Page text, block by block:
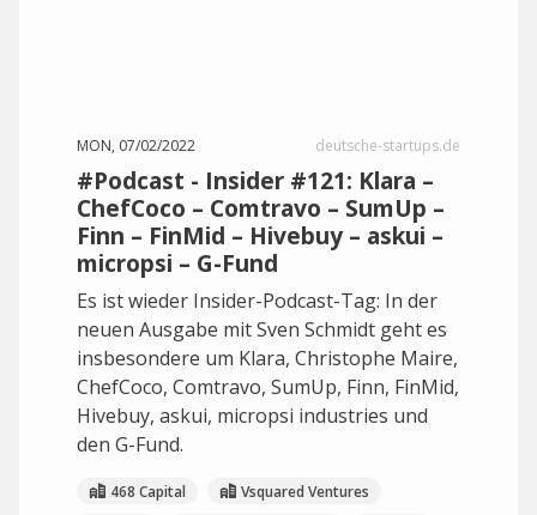
MON, 07/02/2022 deutsche-startups.de
#Podcast - Insider #121: Klara –
ChefCoco – Comtravo – SumUp –
Finn – FinMid – Hivebuy – askui –
micropsi – G-Fund
Es ist wieder Insider-Podcast-Tag: In der
neuen Ausgabe mit Sven Schmidt geht es
insbesondere um Klara, Christophe Maire,
ChefCoco, Comtravo, SumUp, Finn, FinMid,
Hivebuy, askui, micropsi industries und
den G-Fund.
468 Capital
Vsquared Ventures